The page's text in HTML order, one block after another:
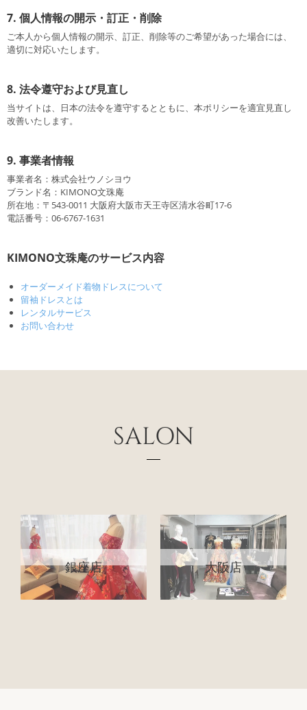
7. 個人情報の開示・訂正・削除
ご本人から個人情報の開示、訂正、削除等のご希望があった場合には、
適切に対応いたします。
8. 法令遵守および見直し
当サイトは、日本の法令を遵守するとともに、本ポリシーを適宜見直し
改善いたします。
9. 事業者情報
事業者名：株式会社ウノシヨウ
ブランド名：KIMONO文珠庵
所在地：〒543-0011 大阪府大阪市天王寺区清水谷町17-6
電話番号：06-6767-1631
KIMONO文珠庵のサービス内容
オーダーメイド着物ドレスについて
留袖ドレスとは
レンタルサービス
お問い合わせ
SALON
銀座店 大阪店